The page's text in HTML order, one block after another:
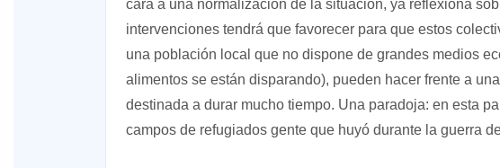
cara a una normalización de la situación, ya reflexiona
intervenciones tendrá que favorecer para que estos
una población local que no dispone de grandes medios
alimentos se están disparando), pueden hacer frente a
destinada a durar mucho tiempo. Una paradoja: en esta
campos de refugiados gente que huyó durante la guerra